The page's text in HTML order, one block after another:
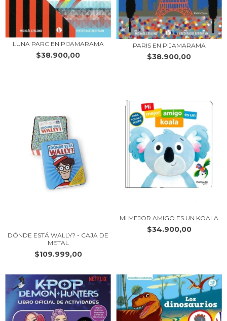
LUNA PARC EN PIJAMARAMA
$38.900,00
PARIS EN PIJAMARAMA
$38.900,00
DÓNDE ESTÁ WALLY? - CAJA DE
METAL
$109.999,00
MI MEJOR AMIGO ES UN KOALA
$34.900,00